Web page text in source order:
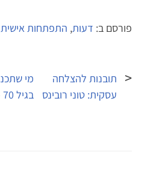
פורסם ב: דעות, התפתחות אישית
תובנות להצלחה
עסקית: טוני רובינס
בגיל 70 – על הפנסיה